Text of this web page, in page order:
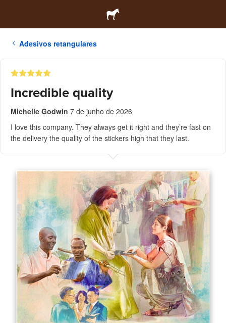
Adesivos retangulares
Incredible quality
Michelle Godwin 7 de junho de 2026
I love this company. They always get it right and they’re fast on
the delivery the quality of the stickers high that they last.